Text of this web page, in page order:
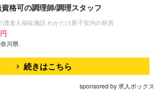
格可の調理師/調理スタッフ
護老人福祉施設 わかたけ新子安内の厨房
川県
続きはこちら
sponsored by 求人ボックス